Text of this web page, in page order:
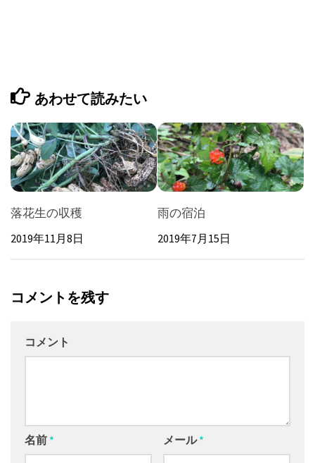
あわせて読みたい
落花生の収穫
2019年11月8日
雨の宿泊
2019年7月15日
コメントを残す
コメント
名前 * メール*